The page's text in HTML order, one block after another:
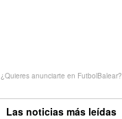
¿Quieres anunciarte en FutbolBalear?
Las noticias más leídas